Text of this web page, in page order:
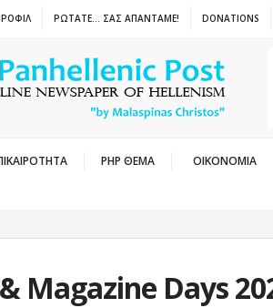
ΡΩΤΑΤΕ… ΣΑΣ ΑΠΑΝΤΑΜΕ! DONATIONS
PHP ΘΕΜΑ ΟΙΚΟΝΟΜΙΑ
Magazine Days